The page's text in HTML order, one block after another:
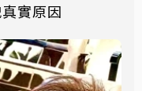
文綺洩真實原因